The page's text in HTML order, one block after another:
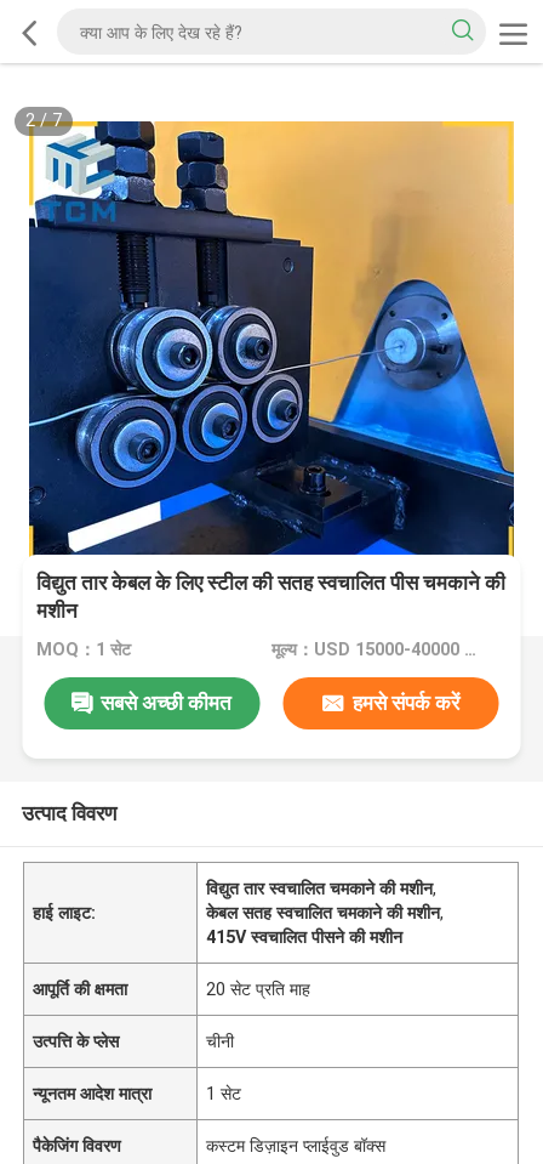
2/7
विद्युत तार केबल के लिए स्टील की सतह स्वचालित पीस चमकाने की
मशीन
MOQ：1 सेट मूल्य：USD 15000-40000 Dollar per set
सबसे अच्छी कीमत हमसे संपर्क करें
उत्पाद विवरण
हाई लाइट:
विद्युत तार स्वचालित चमकाने की मशीन,
केबल सतह स्वचालित चमकाने की मशीन,
415V स्वचालित पीसने की मशीन
आपूर्ति की क्षमता 20 सेट प्रति माह
उत्पत्ति के प्लेस चीनी
न्यूनतम आदेश मात्रा 1 सेट
पैकेजिंग विवरण कस्टम डिज़ाइन प्लाईवुड बॉक्स